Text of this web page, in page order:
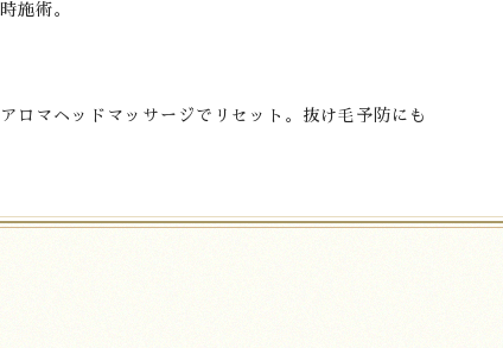
施術。
マヘッドマッサージでリセット。抜け毛予防にも